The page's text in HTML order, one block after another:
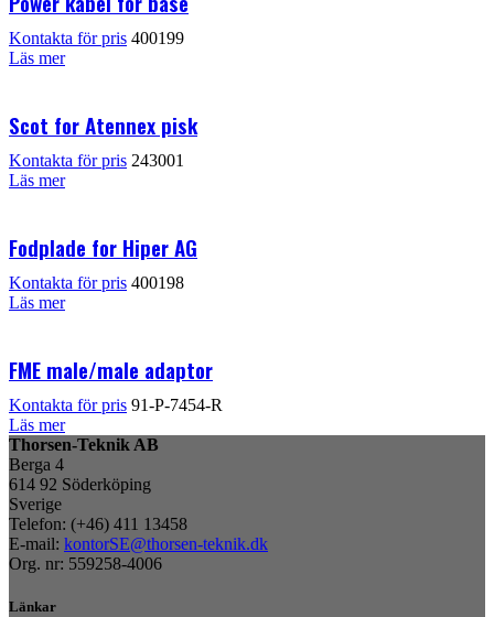
Kontakta för pris 400199
Läs mer
Scot for Atennex pisk
Kontakta för pris 243001
Läs mer
Fodplade for Hiper AG
Kontakta för pris 400198
Läs mer
FME male/male adaptor
Kontakta för pris 91-P-7454-R
Läs mer
Thorsen-Teknik AB
Berga 4
614 92 Söderköping
Sverige
Telefon: (+46) 411 13458
E-mail: kontorSE@thorsen-teknik.dk
Org. nr: 559258-4006
Länkar